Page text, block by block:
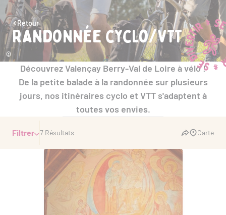
Retour
Randonnée cyclo/VTT
©
Découvrez Valençay Berry-Val de Loire à vélo !
De la petite balade à la randonnée sur plusieurs
jours, nos itinéraires cyclo et VTT s'adaptent à
toutes vos envies.
Filtrer 7 Résultats Carte